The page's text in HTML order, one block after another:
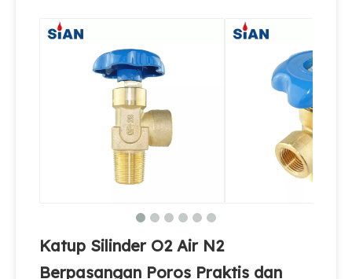
Barbekyu Menggunakan Pressure Relief Brass LPG Valve QF-35C Harga Murah Buatan China Co2 Air Valve Cylinder Axial Type Valve Brass Safety Valve
Katup Silinder O2 Air N2
Berpasangan Poros Praktis dan